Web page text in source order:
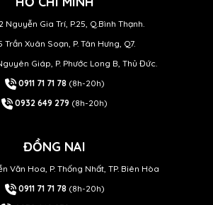
Nguyễn Gia Trí, P.25, Q.Bình Thạnh.
Trần Xuân Soạn, P. Tân Hưng, Q7.
Giáp, P. Phước Long B, Thủ Đức.
0911 71 71 78 (8h-20h)
0932 649 279 (8h-20h)
ĐỒNG NAI
Văn Hoa, P. Thống Nhất, TP. Biên Hòa
0911 71 71 78 (8h-20h)